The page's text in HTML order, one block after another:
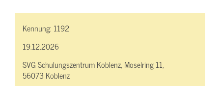
Kennung: 1192
19.12.2026
SVG Schulungszentrum Koblenz, Moselring 11,
56073 Koblenz